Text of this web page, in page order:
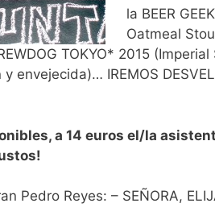
la BEER
Oatmeal
TOKYO* 2015
envejecida)… IREMOS
a 14 euros el/la
Pedro Reyes: – SEÑORA,